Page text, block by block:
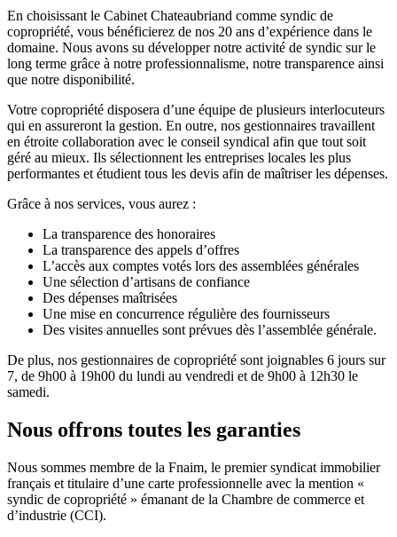
En choisissant le Cabinet Chateaubriand comme syndic de
copropriété, vous bénéficierez de nos 20 ans d’expérience dans le
domaine. Nous avons su développer notre activité de syndic sur le
long terme grâce à notre professionnalisme, notre transparence ainsi
que notre disponibilité.
Votre copropriété disposera d’une équipe de plusieurs interlocuteurs
qui en assureront la gestion. En outre, nos gestionnaires travaillent
en étroite collaboration avec le conseil syndical afin que tout soit
géré au mieux. Ils sélectionnent les entreprises locales les plus
performantes et étudient tous les devis afin de maîtriser les dépenses.
Grâce à nos services, vous aurez :
La transparence des honoraires
La transparence des appels d’offres
L’accès aux comptes votés lors des assemblées générales
Une sélection d’artisans de confiance
Des dépenses maîtrisées
Une mise en concurrence régulière des fournisseurs
Des visites annuelles sont prévues dès l’assemblée générale.
De plus, nos gestionnaires de copropriété sont joignables 6 jours sur
7, de 9h00 à 19h00 du lundi au vendredi et de 9h00 à 12h30 le
samedi.
Nous offrons toutes les garanties
Nous sommes membre de la Fnaim, le premier syndicat immobilier
français et titulaire d’une carte professionnelle avec la mention «
syndic de copropriété » émanant de la Chambre de commerce et
d’industrie (CCI).